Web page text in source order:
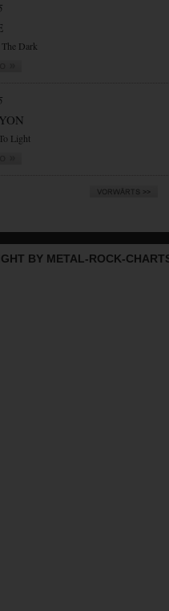
Dark
Light
BY METAL-ROCK-